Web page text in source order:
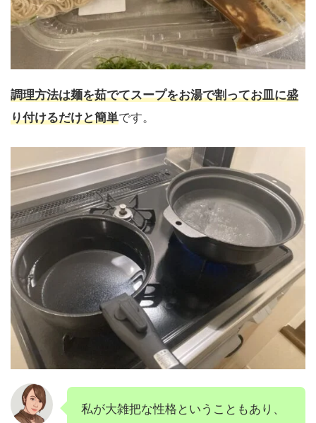
調理方法は麺を茹でてスープをお湯で割ってお皿に盛
り付けるだけと簡単です。
私が大雑把な性格ということもあり、